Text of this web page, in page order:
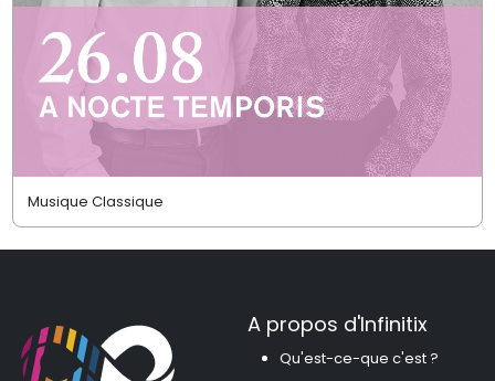
Musique Classique
A propos d'Infinitix
Qu'est-ce-que c'est ?